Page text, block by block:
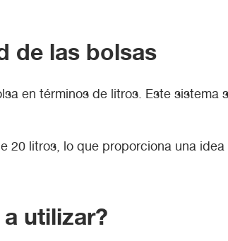
de las bolsas
en términos de litros. Este
20 litros, lo que proporciona una
utilizar?